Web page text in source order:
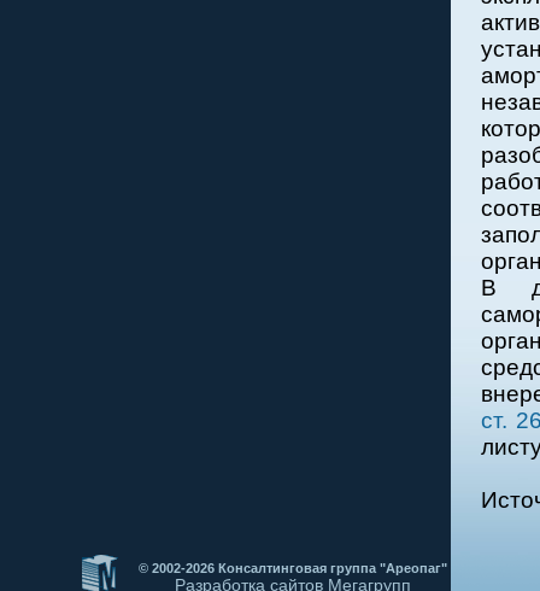
В
ст.
© 2002-2026 Консалтинговая группа "Ареопаг"
Разработка сайтов Мегагрупп